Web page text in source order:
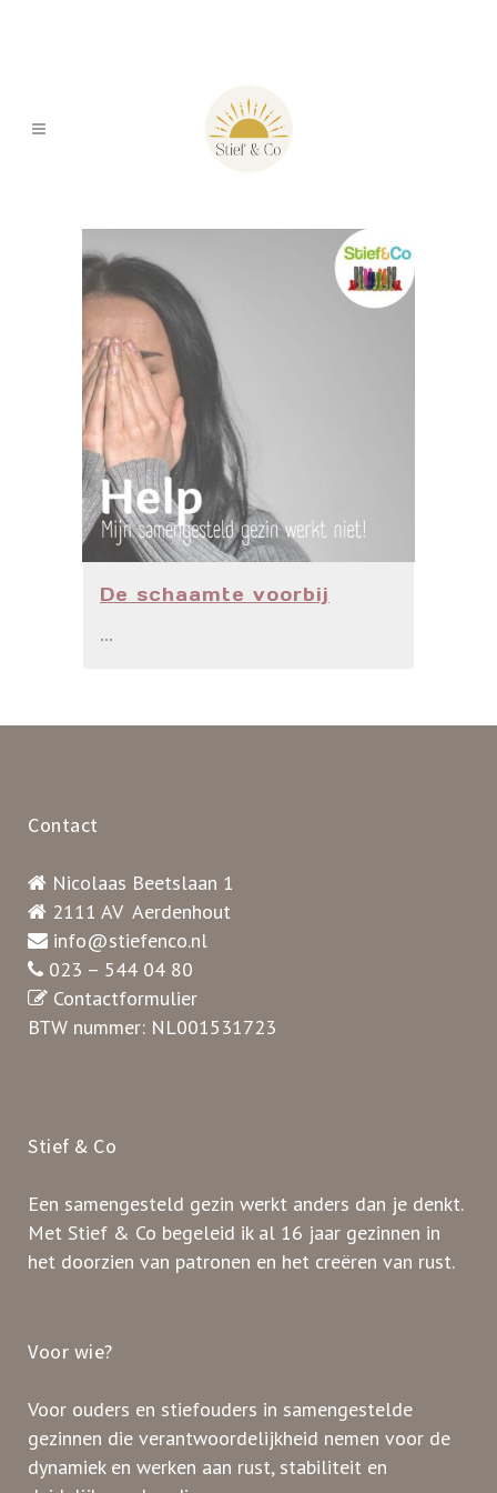
De schaamte voorbij
...
Contact
Nicolaas Beetslaan 1
2111 AV Aerdenhout
info@stiefenco.nl
023 – 544 04 80
Contactformulier
BTW nummer: NL001531723
Stief & Co
Een samengesteld gezin werkt anders dan je denkt.
Met Stief & Co begeleid ik al 16 jaar gezinnen in
het doorzien van patronen en het creëren van rust.
Voor wie?
Voor ouders en stiefouders in samengestelde
gezinnen die verantwoordelijkheid nemen voor de
dynamiek en werken aan rust, stabiliteit en